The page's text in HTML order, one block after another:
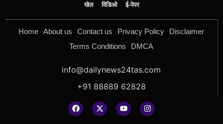
खेल
विडिओ ई-पेपर
Home About us Contact us Privacy Policy
Disclaimer
Terms Conditions
DMCA
info@dailynews24tas.com
+91 88889 62828